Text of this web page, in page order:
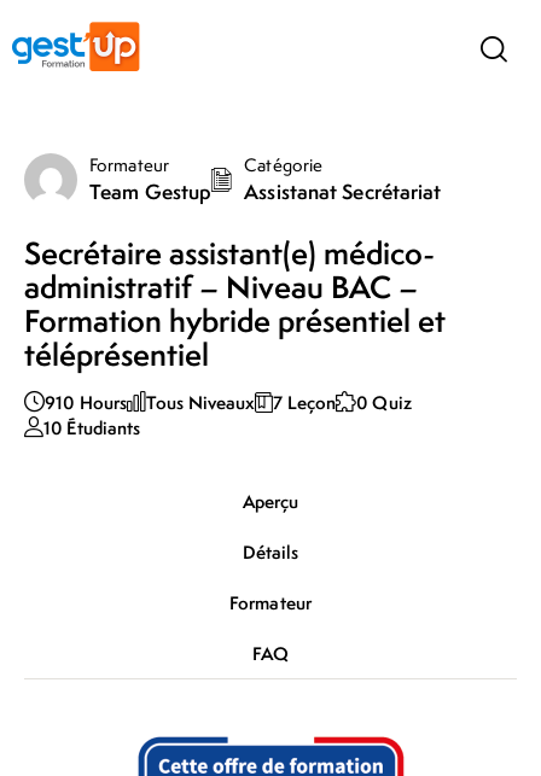
Formateur
Team Gestup
Catégorie
Assistanat Secrétariat
Secrétaire assistant(e) médico-
administratif – Niveau BAC –
Formation hybride présentiel et
téléprésentiel
910 Hours Tous Niveaux 7 Leçon
0 Quiz
10 Étudiants
Aperçu
Détails
Formateur
FAQ